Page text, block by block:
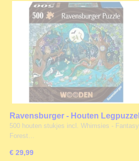
Ravensburger - Houten Legpuzzel
- Fantasy Forest - 500 stukjes
500 houten stukjes incl. Whimsies - Fantasy
Forest…
€ 29,99